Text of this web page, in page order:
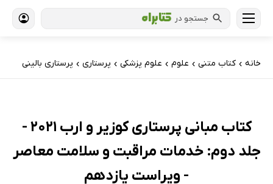
جستجو در
خانه › کتاب‌ متنی › علوم › علوم پزشکی › پرستاری › پرستاری بالینی
کتاب مبانی پرستاری کوزیر و ارب 2021 -
جلد دوم: خدمات مراقبت و سلامت معاصر
- ویراست یازدهم